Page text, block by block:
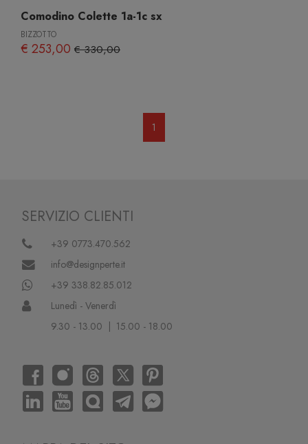
Comodino Colette 1a-1c sx
BIZZOTTO
€ 253,00 € 330,00
1
SERVIZIO CLIENTI
+39 0773.470.562
info@designperte.it
+39 338.82.85.012
Lunedì - Venerdì
9.30 - 13.00 | 15.00 - 18.00